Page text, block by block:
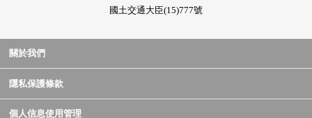
國土交通大臣(15)777號
關於我們
隱私保護條款
個人信息使用管理